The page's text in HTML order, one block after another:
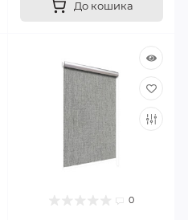
До кошика
0